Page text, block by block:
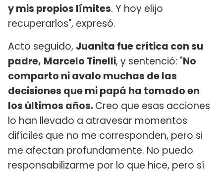
y mis propios límites. Y hoy elijo
recuperarlos", expresó.
Acto seguido, Juanita fue crítica con su
padre, Marcelo Tinelli, y sentenció: "No
comparto ni avalo muchas de las
decisiones que mi papá ha tomado en
los últimos años.Creo que esas acciones
lo han llevado a atravesar momentos
difíciles que no me corresponden, pero si
me afectan profundamente. No puedo
responsabilizarme por lo que hice, pero sí